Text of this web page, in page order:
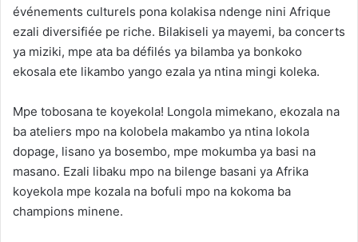
événements culturels pona kolakisa ndenge nini Afrique
ezali diversifiée pe riche. Bilakiseli ya mayemi, ba concerts
ya miziki, mpe ata ba défilés ya bilamba ya bonkoko
ekosala ete likambo yango ezala ya ntina mingi koleka.
Mpe tobosana te koyekola! Longola mimekano, ekozala na
ba ateliers mpo na kolobela makambo ya ntina lokola
dopage, lisano ya bosembo, mpe mokumba ya basi na
masano. Ezali libaku mpo na bilenge basani ya Afrika
koyekola mpe kozala na bofuli mpo na kokoma ba
champions minene.